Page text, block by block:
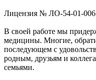
Лицензия № ЛО-54-01-
В своей работе мы
медицины. Многие,
последующем с
родным, друзьям и
семьями.